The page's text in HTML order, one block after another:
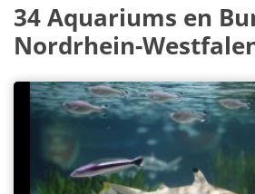
34 Aquariums en
Nordrhein-